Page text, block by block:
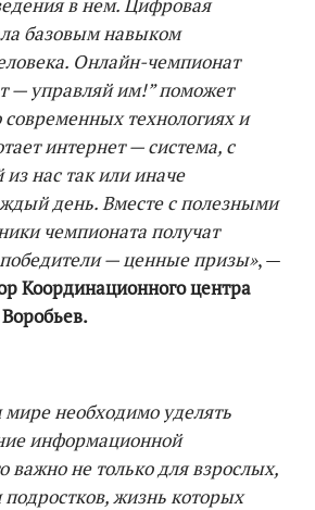
базовым навыком
Онлайн-чемпионат
— управляй им!” поможет
современных технологиях и
интернет — система, с
нас так или иначе
день. Вместе с полезными
чемпионата получат
— ценные призы», —
Координационного центра
необходимо уделять
информационной
важно не только для взрослых,
жизнь которых